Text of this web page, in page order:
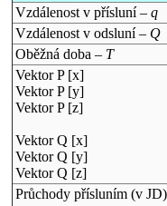
Vzdálenost v přísluní – q
Vzdálenost v odsluní – Q
Oběžná doba – T
Vektor P [x]
Vektor P [y]
Vektor P [z]
Vektor Q [x]
Vektor Q [y]
Vektor Q [z]
Průchody přísluním (v JD)